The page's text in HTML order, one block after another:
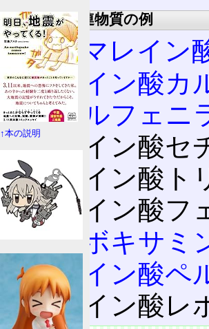
誘導体、関連物質の例
無水マレイン
マレイン酸カ
クロルフェニ
マレイン酸セ
マレイン酸ト
マレイン酸フ
フルボキサ
マレイン酸ペ
マレイン酸レ
↑本の説明